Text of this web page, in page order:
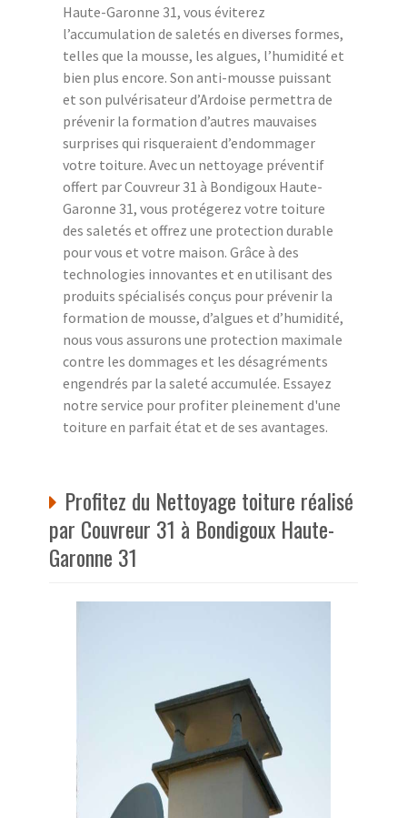
Haute-Garonne 31, vous éviterez
l’accumulation de saletés en diverses formes,
telles que la mousse, les algues, l’humidité et
bien plus encore. Son anti-mousse puissant
et son pulvérisateur d’Ardoise permettra de
prévenir la formation d’autres mauvaises
surprises qui risqueraient d’endommager
votre toiture. Avec un nettoyage préventif
offert par Couvreur 31 à Bondigoux Haute-
Garonne 31, vous protégerez votre toiture
des saletés et offrez une protection durable
pour vous et votre maison. Grâce à des
technologies innovantes et en utilisant des
produits spécialisés conçus pour prévenir la
formation de mousse, d’algues et d’humidité,
nous vous assurons une protection maximale
contre les dommages et les désagréments
engendrés par la saleté accumulée. Essayez
notre service pour profiter pleinement d'une
toiture en parfait état et de ses avantages.
Profitez du Nettoyage toiture réalisé
par Couvreur 31 à Bondigoux Haute-
Garonne 31